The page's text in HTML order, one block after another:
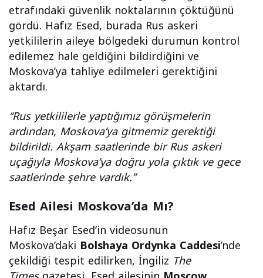
etrafındaki güvenlik noktalarının çöktüğünü
gördü. Hafız Esed, burada Rus askeri
yetkililerin aileye bölgedeki durumun kontrol
edilemez hale geldiğini bildirdiğini ve
Moskova’ya tahliye edilmeleri gerektiğini
aktardı.
“Rus yetkililerle yaptığımız görüşmelerin
ardından, Moskova’ya gitmemiz gerektiği
bildirildi. Akşam saatlerinde bir Rus askeri
uçağıyla Moskova’ya doğru yola çıktık ve gece
saatlerinde şehre vardık.”
Esed Ailesi Moskova’da Mı?
Hafız Beşar Esed’in videosunun
Moskova’daki Bolshaya Ordynka Caddesi’nde
çekildiği tespit edilirken, İngiliz The